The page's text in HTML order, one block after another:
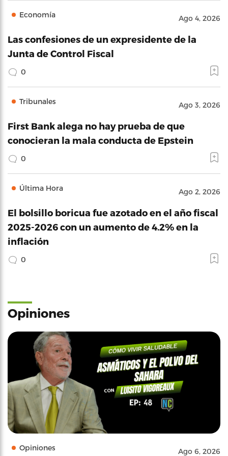
Economía Ago 4, 2026
Las confesiones de un expresidente de la
Junta de Control Fiscal
0
Tribunales Ago 3, 2026
First Bank alega no hay prueba de que
conocieran la mala conducta de Epstein
0
Última Hora Ago 2, 2026
El bolsillo boricua fue azotado en el año fiscal
2025-2026 con un aumento de 4.2% en la
inflación
0
Opiniones
Opiniones Ago 6, 2026